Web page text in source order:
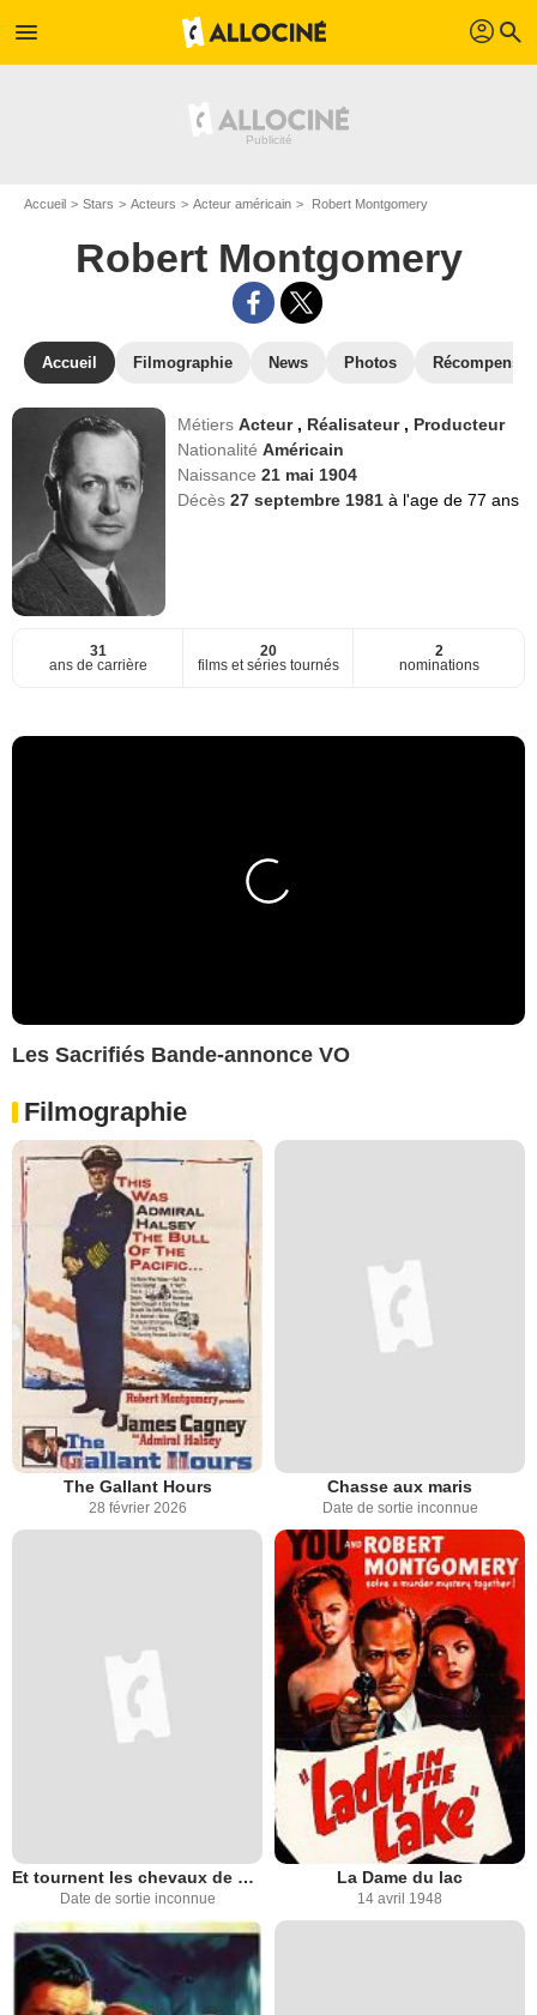
menu profil search
Accueil Stars Acteurs Acteur américain Robert Montgomery
Robert Montgomery
Accueil Filmographie News Photos Récompenses
MétiersActeur , Réalisateur , Producteur
NationalitéAméricain
Naissance21 mai 1904
Décès27 septembre 1981à l'age de 77 ans
31
ans de carrière
20
films et séries tournés
2
nominations
Les Sacrifiés Bande-annonce VO
Filmographie
The Gallant Hours
28 février 2026
Chasse aux maris
Date de sortie inconnue
Et tournent les chevaux de bois
Date de sortie inconnue
La Dame du lac
14 avril 1948